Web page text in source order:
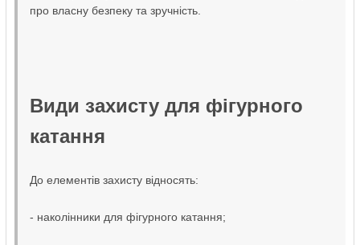
про власну безпеку та зручність.
Види захисту для фігурного
катання
До елементів захисту відносять:
- наколінники для фігурного катання;